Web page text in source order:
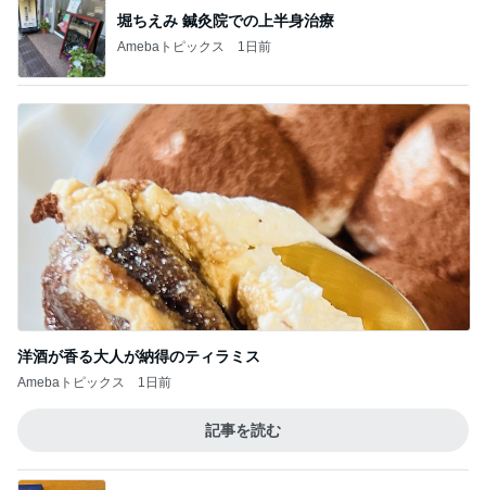
堀ちえみ 鍼灸院での上半身治療
Amebaトピックス 1日前
洋酒が香る大人が納得のティラミス
Amebaトピックス 1日前
記事を読む